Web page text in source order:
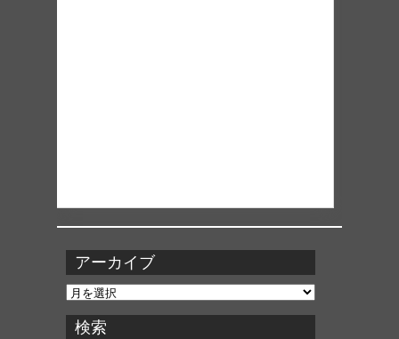
アーカイブ
ア
カ検索